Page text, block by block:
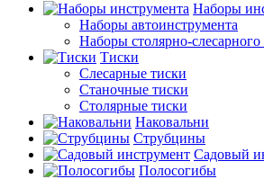
Наборы
Наборы автоинструмента
Наборы столярно-слесарного
Тиски
Слесарные тиски
Станочные тиски
Столярные тиски
Наковальни
Струбцины
Садовый
Полосогибы